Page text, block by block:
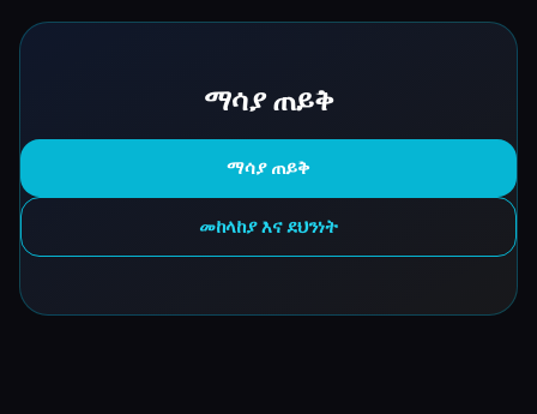
ማሳያ ጠይቅ
ማሳያ ጠይቅ
መከላከያ እና ደህንነት